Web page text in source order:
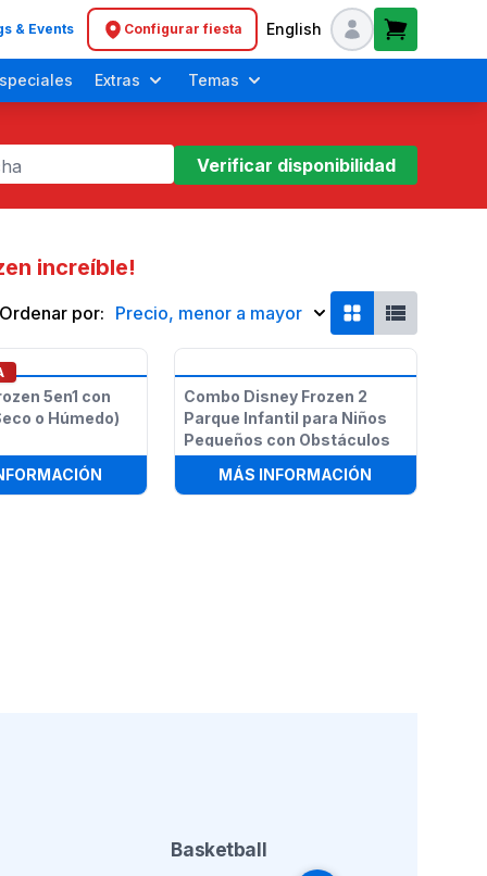
& Events
Header navigation
Configurar fiesta English
Extras Temas
Verificar disponibilidad
increíble!
Ordenar por: Precio, menor a mayor
COMBO HÚMEDO O SECO
5en1 con
o Húmedo)
BRINCOLÍN FROZEN 5EN1 CON TOBOGÁN
Combo Disney Frozen 2
Parque Infantil para Niños
Pequeños con Obstáculos
MÁS INFORMACIÓN
Basketball